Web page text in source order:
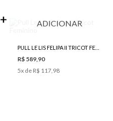
40 42 44
ADICIONAR
R$ 589,90
5x de R$ 117,98